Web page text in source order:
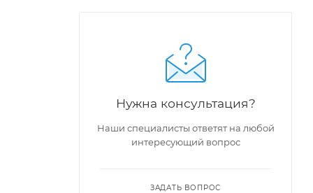
Нужна консультация?
Наши специалисты ответят на любой
интересующий вопрос
ЗАДАТЬ ВОПРОС